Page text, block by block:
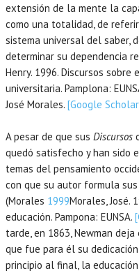
extensión de la mente la
como una totalidad, de
sistema universal del saber,
determinar su dependencia
Henry. 1996. Discursos
universitaria. Pamplona:
José Morales. [Google
A pesar de que sus Discursos
quedó satisfecho y han sido
temas del pensamiento
con que su autor formula
(Morales 1999Morales,José.
educación. Pampona: EUNSA.
tarde, en 1863, Newman
que fue para él su
principio al final, la